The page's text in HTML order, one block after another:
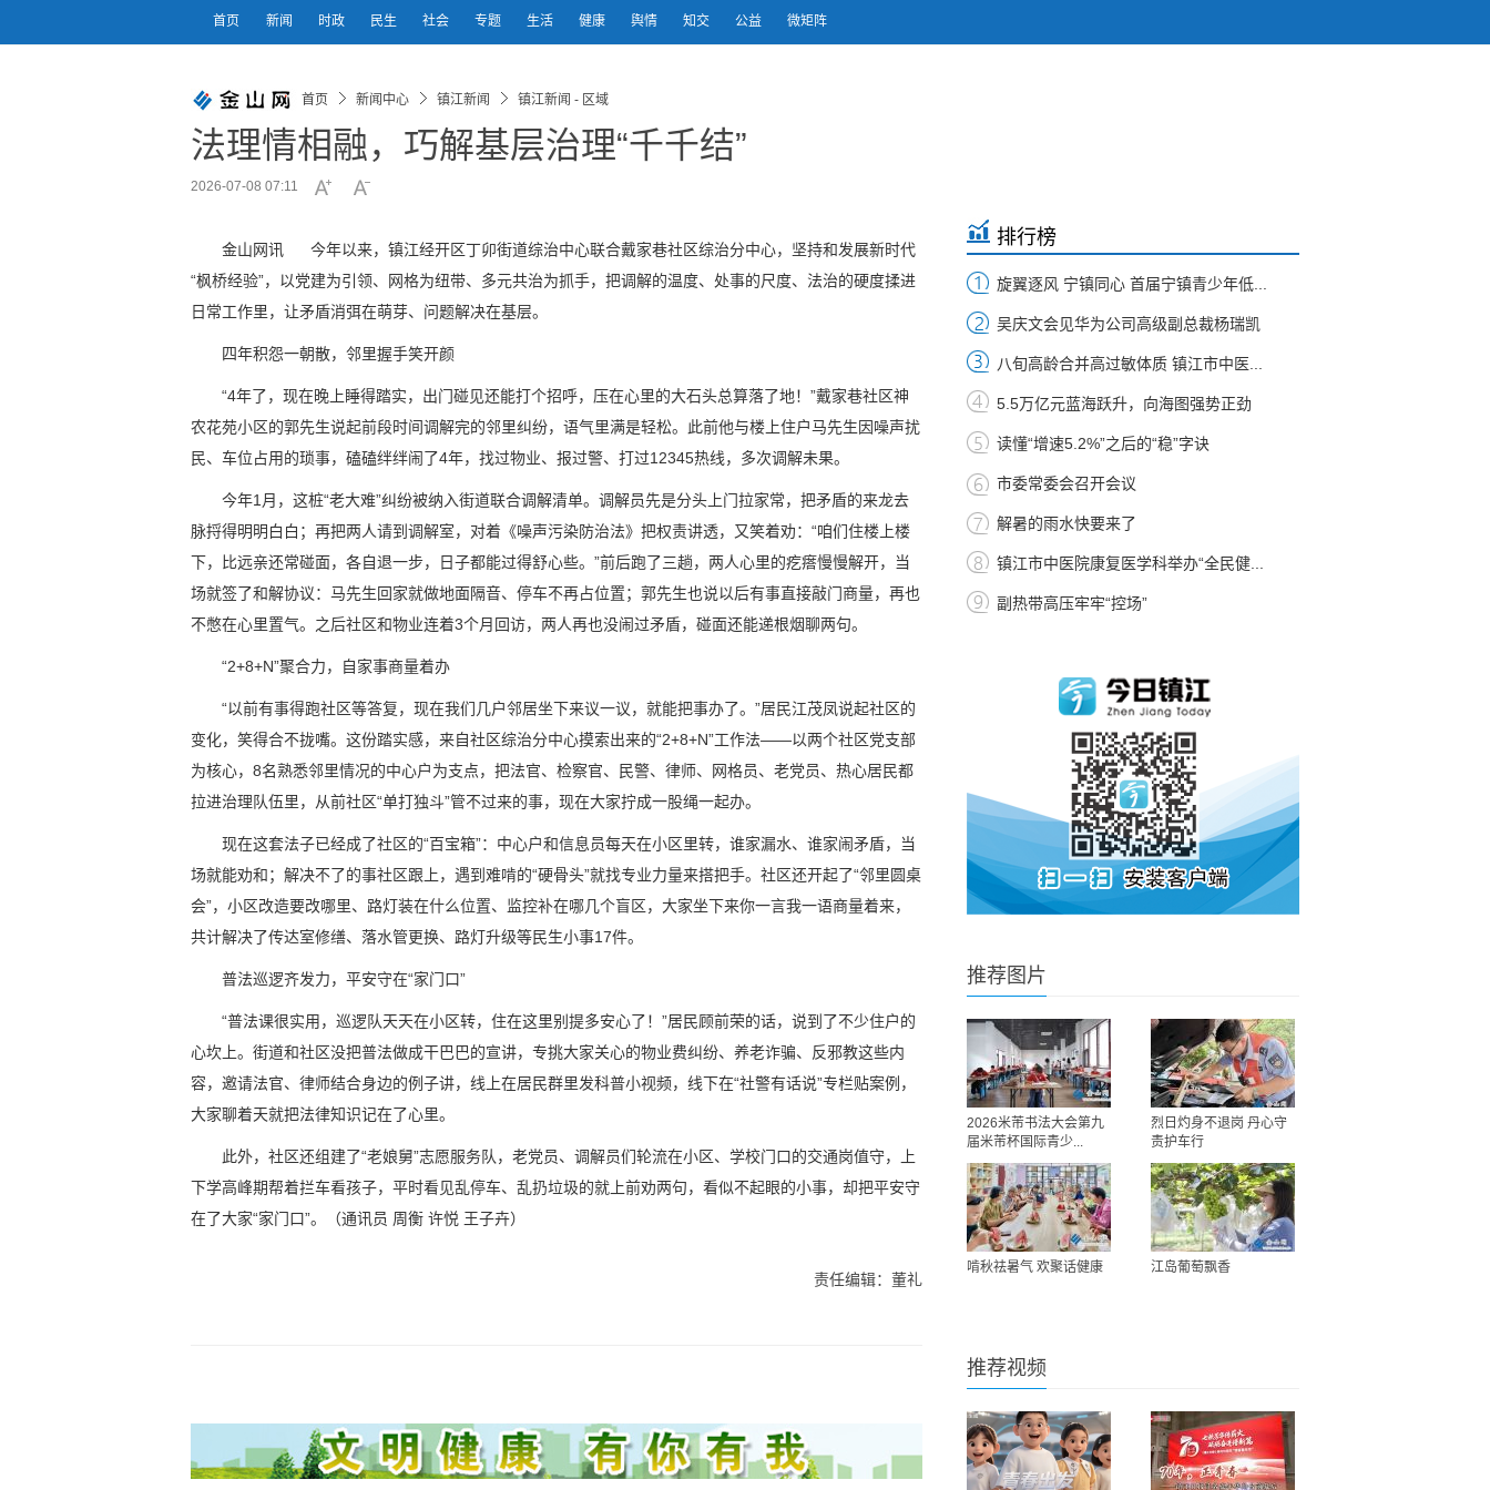
首页 新闻 时政 民生 社会 专题 生活 健康 舆情 知交 公益 微矩阵
首页 新闻中心 镇江新闻 镇江新闻 - 区域
法理情相融，巧解基层治理“千千结”
2026-07-08 07:11
金山网讯 今年以来，镇江经开区丁卯街道综治中心联合戴家巷社区综治分中心，坚持和发展新时代
“枫桥经验”，以党建为引领、网格为纽带、多元共治为抓手，把调解的温度、处事的尺度、法治的硬度揉进
日常工作里，让矛盾消弭在萌芽、问题解决在基层。
四年积怨一朝散，邻里握手笑开颜
“4年了，现在晚上睡得踏实，出门碰见还能打个招呼，压在心里的大石头总算落了地！”戴家巷社区神
农花苑小区的郭先生说起前段时间调解完的邻里纠纷，语气里满是轻松。此前他与楼上住户马先生因噪声扰
民、车位占用的琐事，磕磕绊绊闹了4年，找过物业、报过警、打过12345热线，多次调解未果。
今年1月，这桩“老大难”纠纷被纳入街道联合调解清单。调解员先是分头上门拉家常，把矛盾的来龙去
脉捋得明明白白；再把两人请到调解室，对着《噪声污染防治法》把权责讲透，又笑着劝：“咱们住楼上楼
下，比远亲还常碰面，各自退一步，日子都能过得舒心些。”前后跑了三趟，两人心里的疙瘩慢慢解开，当
场就签了和解协议：马先生回家就做地面隔音、停车不再占位置；郭先生也说以后有事直接敲门商量，再也
不憋在心里置气。之后社区和物业连着3个月回访，两人再也没闹过矛盾，碰面还能递根烟聊两句。
“2+8+N”聚合力，自家事商量着办
“以前有事得跑社区等答复，现在我们几户邻居坐下来议一议，就能把事办了。”居民江茂凤说起社区的
变化，笑得合不拢嘴。这份踏实感，来自社区综治分中心摸索出来的“2+8+N”工作法——以两个社区党支部
为核心，8名熟悉邻里情况的中心户为支点，把法官、检察官、民警、律师、网格员、老党员、热心居民都
拉进治理队伍里，从前社区“单打独斗”管不过来的事，现在大家拧成一股绳一起办。
现在这套法子已经成了社区的“百宝箱”：中心户和信息员每天在小区里转，谁家漏水、谁家闹矛盾，当
场就能劝和；解决不了的事社区跟上，遇到难啃的“硬骨头”就找专业力量来搭把手。社区还开起了“邻里圆桌
会”，小区改造要改哪里、路灯装在什么位置、监控补在哪几个盲区，大家坐下来你一言我一语商量着来，
共计解决了传达室修缮、落水管更换、路灯升级等民生小事17件。
普法巡逻齐发力，平安守在“家门口”
“普法课很实用，巡逻队天天在小区转，住在这里别提多安心了！”居民顾前荣的话，说到了不少住户的
心坎上。街道和社区没把普法做成干巴巴的宣讲，专挑大家关心的物业费纠纷、养老诈骗、反邪教这些内
容，邀请法官、律师结合身边的例子讲，线上在居民群里发科普小视频，线下在“社警有话说”专栏贴案例，
大家聊着天就把法律知识记在了心里。
此外，社区还组建了“老娘舅”志愿服务队，老党员、调解员们轮流在小区、学校门口的交通岗值守，上
下学高峰期帮着拦车看孩子，平时看见乱停车、乱扔垃圾的就上前劝两句，看似不起眼的小事，却把平安守
在了大家“家门口”。（通讯员 周衡 许悦 王子卉）
责任编辑：董礼
排行榜
旋翼逐风 宁镇同心 首届宁镇青少年低...
吴庆文会见华为公司高级副总裁杨瑞凯
八旬高龄合并高过敏体质 镇江市中医...
5.5万亿元蓝海跃升，向海图强势正劲
读懂“增速5.2%”之后的“稳”字诀
市委常委会召开会议
解暑的雨水快要来了
镇江市中医院康复医学科举办“全民健...
副热带高压牢牢“控场”
推荐图片
2026米芾书法大会第九
届米芾杯国际青少...
烈日灼身不退岗 丹心守
责护车行
啃秋祛暑气 欢聚话健康 江岛葡萄飘香
推荐视频